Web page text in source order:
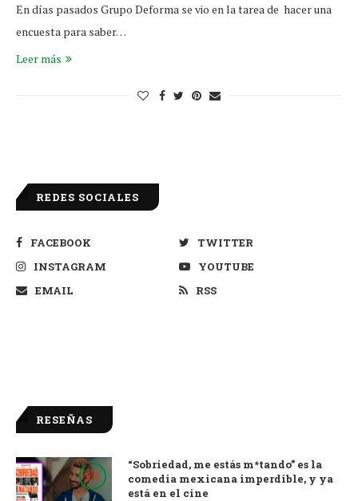
En días pasados Grupo Deforma se vio en la tarea de hacer una
encuesta para saber…
Leer más
REDES SOCIALES
FACEBOOK
TWITTER
INSTAGRAM
YOUTUBE
EMAIL
RSS
RESEÑAS
9.0
“Sobriedad, me estás m*tando” es la
comedia mexicana imperdible, y ya
está en el cine